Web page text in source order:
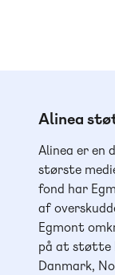
Alinea
Alinea er en
største
fond har
af
Egmont
på at støtte
Danmark,